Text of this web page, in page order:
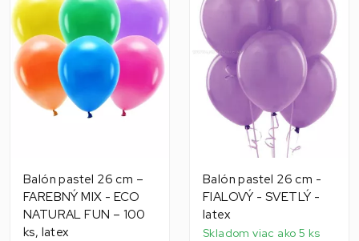
Balón pastel 26 cm –
FAREBNÝ MIX - ECO
NATURAL FUN – 100
ks, latex
Balón pastel 26 cm -
FIALOVÝ - SVETLÝ -
latex
Skladom viac ako 5 ks